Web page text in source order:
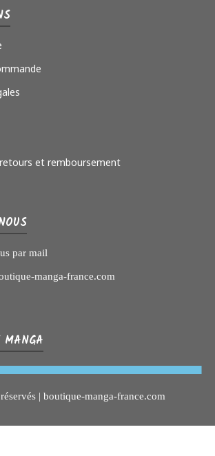
et remboursement
par mail
manga-france.com
MANGA
| boutique-manga-france.com